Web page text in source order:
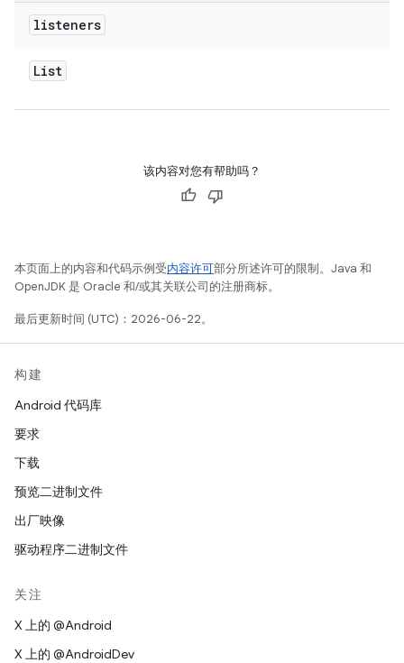
listeners
List
该内容对您有帮助吗？
本页面上的内容和代码示例受内容许可部分所述许可的限制。Java 和
OpenJDK 是 Oracle 和/或其关联公司的注册商标。
最后更新时间 (UTC)：2026-06-22。
构建
Android 代码库
要求
下载
预览二进制文件
出厂映像
驱动程序二进制文件
关注
X 上的 @Android
X 上的 @AndroidDev